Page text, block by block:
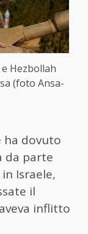
Hezbollah
(foto Ansa-
ha dovuto
da parte
Israele,
il
inflitto